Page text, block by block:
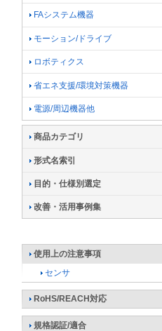
FAシステム機器
モーション/ドライブ
ロボティクス
省エネ支援/環境対策機器
電源/周辺機器他
商品カテゴリ
形式名索引
目的・仕様別選定
改善・活用事例集
使用上の注意事項
センサ
RoHS/REACH対応
規格認証/適合